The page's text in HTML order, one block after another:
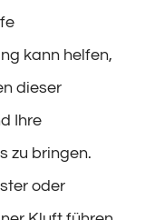
kann helfen,
dieser
Ihre
zu bringen.
oder